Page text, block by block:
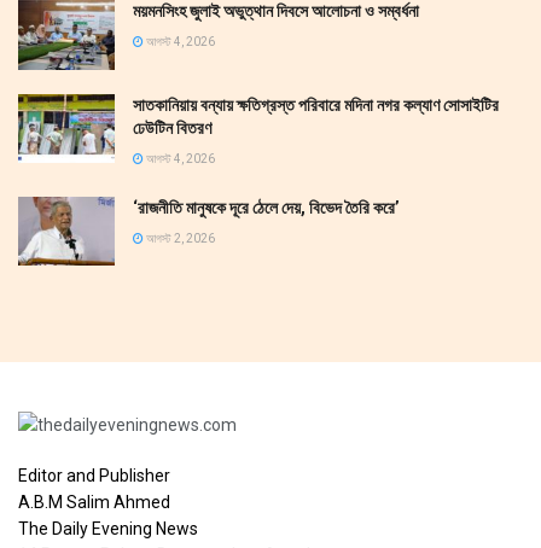
ময়মনসিংহ জুলাই অভুত্থান দিবসে আলোচনা ও সম্বর্ধনা
আগস্ট 4, 2026
সাতকানিয়ায় বন্যায় ক্ষতিগ্রস্ত পরিবারে মদিনা নগর কল্যাণ সোসাইটির
ঢেউটিন বিতরণ
আগস্ট 4, 2026
‘রাজনীতি মানুষকে দূরে ঠেলে দেয়, বিভেদ তৈরি করে’
আগস্ট 2, 2026
Editor and Publisher
A.B.M Salim Ahmed
The Daily Evening News